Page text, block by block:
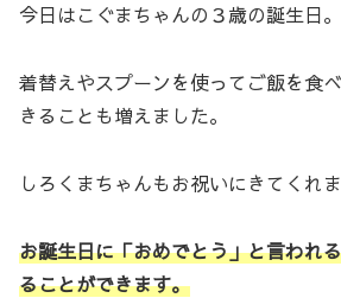
今日はこぐまちゃんの３歳の誕生日。
着替えやスプーンを使ってご飯を食
きることも増えました。
しろくまちゃんもお祝いにきてくれま
お誕生日に「おめでとう」と言われ
ることができます。